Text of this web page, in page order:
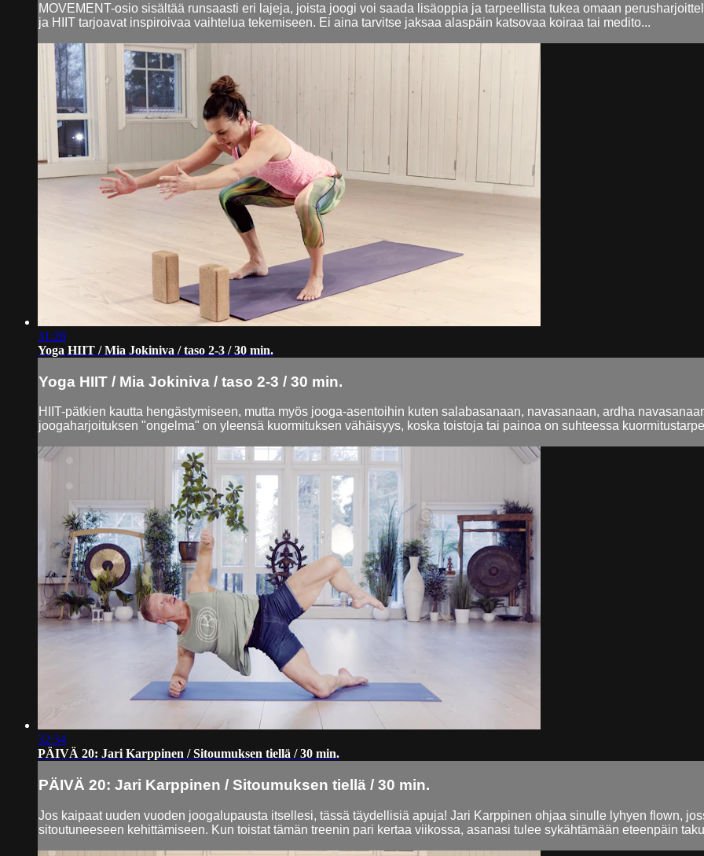
MOVEMENT-osio sisältää runsaasti eri lajeja, joista joogi voi saada lisäoppia ja tarpeellista tukea omaan
ja HIIT tarjoavat inspiroivaa vaihtelua tekemiseen. Ei aina tarvitse jaksaa alaspäin katsovaa koiraa tai medito...
31:28
Yoga HIIT / Mia Jokiniva / taso 2-3 / 30 min.
Yoga HIIT / Mia Jokiniva / taso 2-3 / 30 min.
HIIT-pätkien kautta hengästymiseen, mutta myös jooga-asentoihin kuten salabasanaan, navasanaan, ardha
joogaharjoituksen "ongelma" on yleensä kuormituksen vähäisyys, koska toistoja tai painoa on suhteessa
32:34
PÄIVÄ 20: Jari Karppinen / Sitoumuksen tiellä / 30 min.
PÄIVÄ 20: Jari Karppinen / Sitoumuksen tiellä / 30 min.
Jos kaipaat uuden vuoden joogalupausta itsellesi, tässä täydellisiä apuja! Jari Karppinen ohjaa sinulle lyhyen flown,
sitoutuneeseen kehittämiseen. Kun toistat tämän treenin pari kertaa viikossa, asanasi tulee sykähtämään eteenpäin